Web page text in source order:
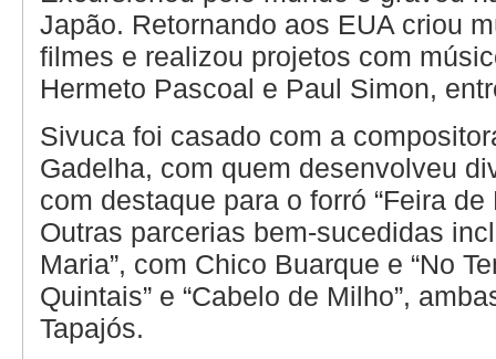
Japão. Retornando aos EUA criou
filmes e realizou projetos com
Hermeto Pascoal e Paul Simon,
Sivuca foi casado com a
Gadelha, com quem desenvolveu
com destaque para o forró “Feira de
Outras parcerias bem-sucedidas
Maria”, com Chico Buarque e “No
Quintais” e “Cabelo de Milho”,
Tapajós.